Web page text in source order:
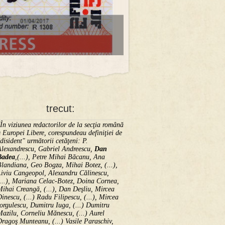
trecut:
viziunea redactorilor de la secţia română
Europei Libere, corespundeau definiţiei de
următorii ce­tă­ţeni: P.
Gabriel Andreescu, Dan
,(...), Petre Mihai Băcanu, Ana
Geo Bogza, Mihai Botez, (...),
Cangeopol, Alexandru Călinescu,
Mariana Celac-Botez, Doina Cornea,
Creangă, (...), Dan Deşliu, Mircea
(...) Radu Filipescu, (...), Mircea
Dumitru Iuga, (...) Dumitru
Corneliu Mănescu, (...) Aurel
Munteanu, (...) Vasile Paraschiv,